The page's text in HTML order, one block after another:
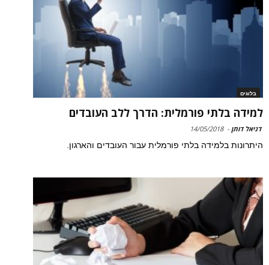
בלוגים
למידה בלתי פורמלית: הדרך ללב העובדים
דניאל דותן -
14/05/2018
היתרונות בלמידה בלתי פורמלית עבור העובדים והארגון.